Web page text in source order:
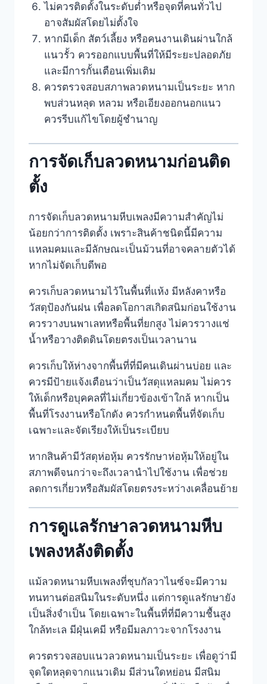
ไม่ควรติดตั้งในระดับต่ำหรือจุดที่คนทั่วไป
อาจสัมผัสโดยไม่ตั้งใจ
หากมีเด็ก สัตว์เลี้ยง หรือคนงานเดินผ่านใกล้
แนวรั้ว ควรออกแบบพื้นที่ให้มีระยะปลอดภัย
และมีการกั้นเตือนเพิ่มเติม
ควรตรวจสอบสภาพลวดหนามเป็นระยะ หาก
พบส่วนหลุด หลวม หรือเอียงออกนอกแนว
ควรรีบแก้ไขโดยผู้ชำนาญ
การจัดเก็บลวดหนามก่อนติด
ตั้ง
การจัดเก็บลวดหนามหีบเพลงมีความสำคัญไม่
น้อยกว่าการติดตั้ง เพราะสินค้าชนิดนี้มีความ
แหลมคมและมีลักษณะเป็นม้วนที่อาจคลายตัวได้
หากไม่จัดเก็บดีพอ
ควรเก็บลวดหนามไว้ในพื้นที่แห้ง มีหลังคาหรือ
วัสดุป้องกันฝน เพื่อลดโอกาสเกิดสนิมก่อนใช้งาน
ควรวางบนพาเลทหรือพื้นที่ยกสูง ไม่ควรวางแช่
น้ำหรือวางติดดินโดยตรงเป็นเวลานาน
ควรเก็บให้ห่างจากพื้นที่ที่มีคนเดินผ่านบ่อย และ
ควรมีป้ายแจ้งเตือนว่าเป็นวัสดุแหลมคม ไม่ควร
ให้เด็กหรือบุคคลที่ไม่เกี่ยวข้องเข้าใกล้ หากเป็น
พื้นที่โรงงานหรือโกดัง ควรกำหนดพื้นที่จัดเก็บ
เฉพาะและจัดเรียงให้เป็นระเบียบ
หากสินค้ามีวัสดุห่อหุ้ม ควรรักษาห่อหุ้มให้อยู่ใน
สภาพดีจนกว่าจะถึงเวลานำไปใช้งาน เพื่อช่วย
ลดการเกี่ยวหรือสัมผัสโดยตรงระหว่างเคลื่อนย้าย
การดูแลรักษาลวดหนามหีบ
เพลงหลังติดตั้ง
แม้ลวดหนามหีบเพลงที่ชุบกัลวาไนซ์จะมีความ
ทนทานต่อสนิมในระดับหนึ่ง แต่การดูแลรักษายัง
เป็นสิ่งจำเป็น โดยเฉพาะในพื้นที่ที่มีความชื้นสูง
ใกล้ทะเล มีฝุ่นเคมี หรือมีมลภาวะจากโรงงาน
ควรตรวจสอบแนวลวดหนามเป็นระยะ เพื่อดูว่ามี
จุดใดหลุดจากแนวเดิม มีส่วนใดหย่อน มีสนิม